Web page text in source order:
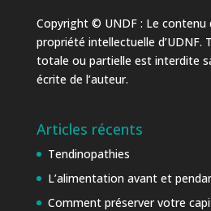
Copyright © UNDF : Le contenu
propriété intellectuelle d’UDNF.
totale ou partielle est interdite
écrite de l’auteur.
Articles récents
Tendinopathies
L’alimentation avant et
Comment préserver votre